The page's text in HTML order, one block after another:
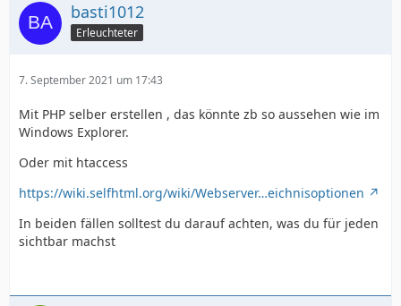
basti1012
Erleuchteter
7. September 2021 um 17:43
Mit PHP selber erstellen , das könnte zb so aussehen wie im
Windows Explorer.
Oder mit htaccess
https://wiki.selfhtml.org/wiki/Webserver…eichnisoptionen
In beiden fällen solltest du darauf achten, was du für jeden
sichtbar machst